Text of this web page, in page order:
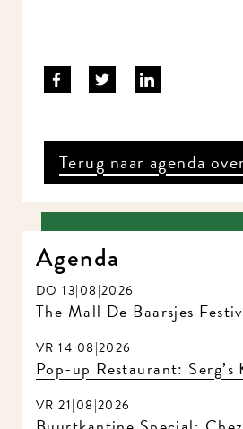
Terug naar agenda
Agenda
DO 13|08|2026
The Mall De Baarsjes
VR 14|08|2026
Pop-up Restaurant: Serg’s
VR 21|08|2026